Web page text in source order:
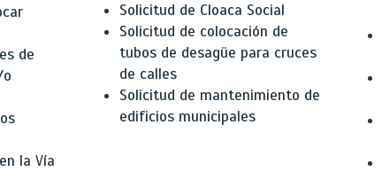
de
la Vía
Solicitud de Cloaca Social
Solicitud de colocación de
tubos de desagüe para cruces
de calles
Solicitud de mantenimiento de
edificios municipales